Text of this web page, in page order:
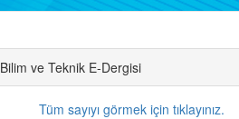
Bilim ve Teknik E-Dergisi
Tüm sayıyı görmek için tıklayınız.